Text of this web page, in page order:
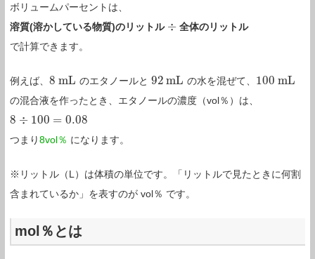
ボリュームパーセントは、
溶質(溶かしている物質)のリットル ÷
÷ 全体のリットル
で計算できます。
例えば、 8 mL
8 mL のエタノールと 92 mL
92mL の水を混ぜて、 100 mL
100mL
の混合液を作ったとき、エタノールの濃度（vol％）は、
8 ÷ 100 = 0.08
8 ÷100=0.08
つまり8vol％ になります。
※リットル（L）は体積の単位です。「リットルで見たときに何割
含まれているか」を表すのが vol％ です。
mol％とは